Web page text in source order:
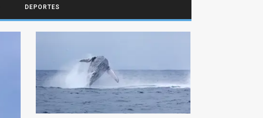
DEPORTES